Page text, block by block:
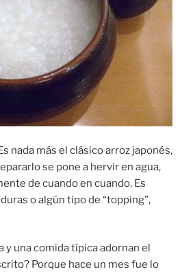
nada más el clásico arroz japonés,
se pone a hervir en agua,
de cuando en cuando. Es
o algún tipo de “topping”,
y una comida típica adornan el
Porque hace un mes fue lo